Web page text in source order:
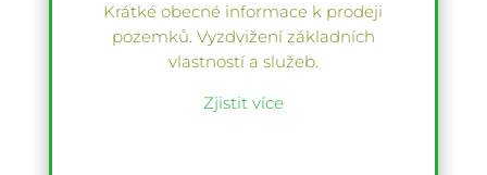
Krátké obecné informace k prodeji
pozemků. Vyzdvižení základních
vlastností a služeb.
Zjistit více